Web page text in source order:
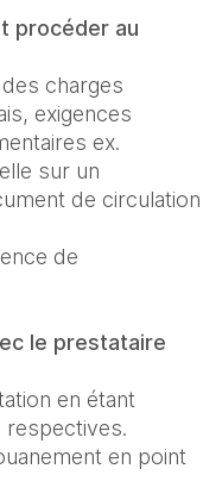
procéder au
charges
exigences
ex.
sur un
de circulation
de
le prestataire
en étant
respectives.
en point